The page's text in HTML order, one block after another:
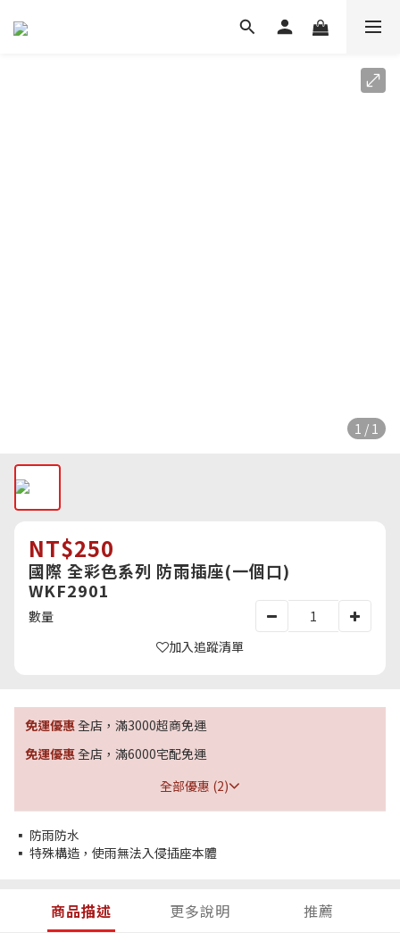
1 / 1
NT$250
國際 全彩色系列 防雨插座(一個口)
WKF2901
數量
加入追蹤清單
免運優惠全店，滿3000超商免運
免運優惠全店，滿6000宅配免運
全部優惠 (2)
▪ 防雨防水
▪ 特殊構造，使雨無法入侵插座本體
商品描述 更多說明 推薦